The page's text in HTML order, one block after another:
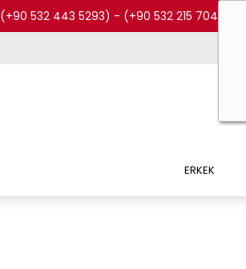
(+90 532 443 5293) - (+90 532 215 7048)
ERKEK